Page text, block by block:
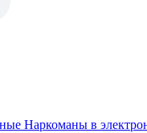
Наркоманы в